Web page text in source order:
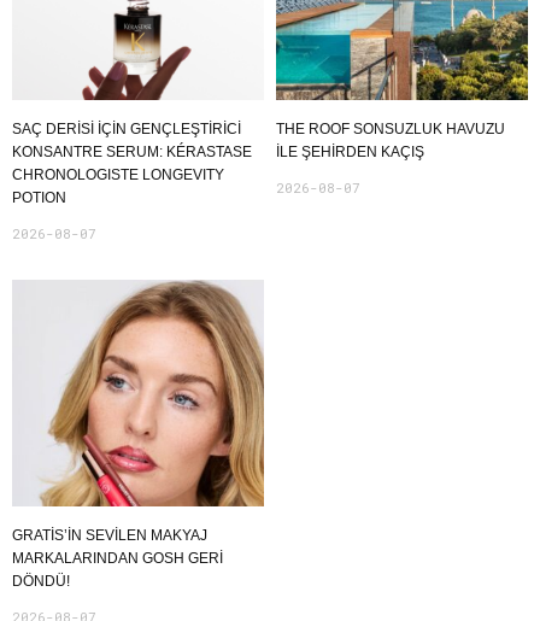
SAÇ DERİSİ İÇİN GENÇLEŞTİRİCİ
KONSANTRE SERUM: KÉRASTASE
CHRONOLOGISTE LONGEVITY
POTION
2026-08-07
THE ROOF SONSUZLUK HAVUZU
ILE ŞEHIRDEN KAÇIŞ
2026-08-07
GRATIS’IN SEVILEN MAKYAJ
MARKALARINDAN GOSH GERI
DÖNDÜ!
2026-08-07